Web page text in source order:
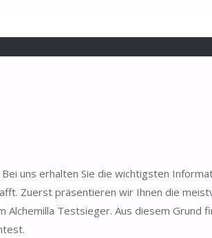
uns erhalten Sie die wichtigsten
Zuerst präsentieren wir Ihnen die
Testsieger. Aus diesem Grund